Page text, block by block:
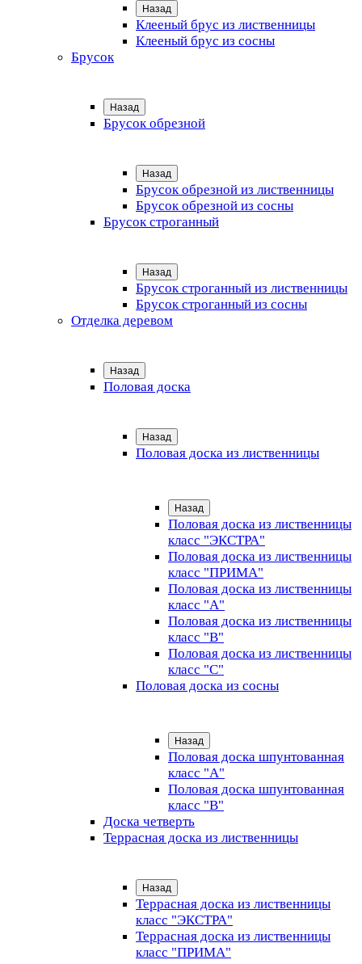
Назад
Клееный брус из лиственницы
Клееный брус из сосны
Брусок
Назад
Брусок обрезной
Назад
Брусок обрезной из лиственницы
Брусок обрезной из сосны
Брусок строганный
Назад
Брусок строганный из лиственницы
Брусок строганный из сосны
Отделка деревом
Назад
Половая доска
Назад
Половая доска из лиственницы
Назад
Половая доска из лиственницы
класс "ЭКСТРА"
Половая доска из лиственницы
класс "ПРИМА"
Половая доска из лиственницы
класс "А"
Половая доска из лиственницы
класс "B"
Половая доска из лиственницы
класс "C"
Половая доска из сосны
Назад
Половая доска шпунтованная
класс "А"
Половая доска шпунтованная
класс "B"
Доска четверть
Террасная доска из лиственницы
Назад
Террасная доска из лиственницы
класс "ЭКСТРА"
Террасная доска из лиственницы
класс "ПРИМА"